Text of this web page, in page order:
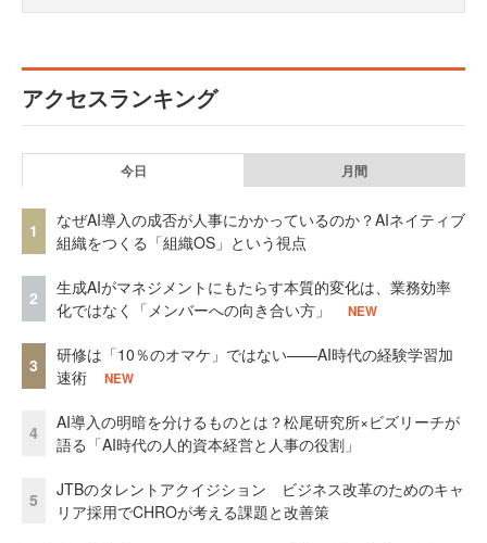
アクセスランキング
今日 月間
1
なぜAI導入の成否が人事にかかっているのか？AIネイティブ
組織をつくる「組織OS」という視点
2
生成AIがマネジメントにもたらす本質的変化は、業務効率
化ではなく「メンバーへの向き合い方」
NEW
3
研修は「10％のオマケ」ではない——AI時代の経験学習加
速術
NEW
4
AI導入の明暗を分けるものとは？松尾研究所×ビズリーチが
語る「AI時代の人的資本経営と人事の役割」
5
JTBのタレントアクイジション ビジネス改革のためのキャ
リア採用でCHROが考える課題と改善策